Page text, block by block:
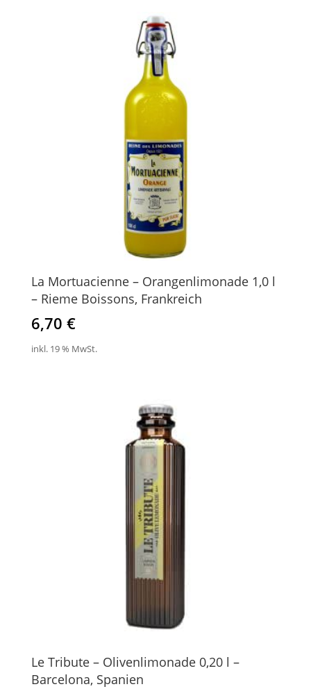
La Mortuacienne – Orangenlimonade 1,0 l
– Rieme Boissons, Frankreich
6,70 €
inkl. 19 % MwSt.
Le Tribute – Olivenlimonade 0,20 l –
Barcelona, Spanien